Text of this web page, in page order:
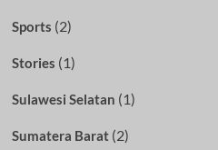
Sports (2)
Stories (1)
Sulawesi Selatan (1)
Sumatera Barat(2)